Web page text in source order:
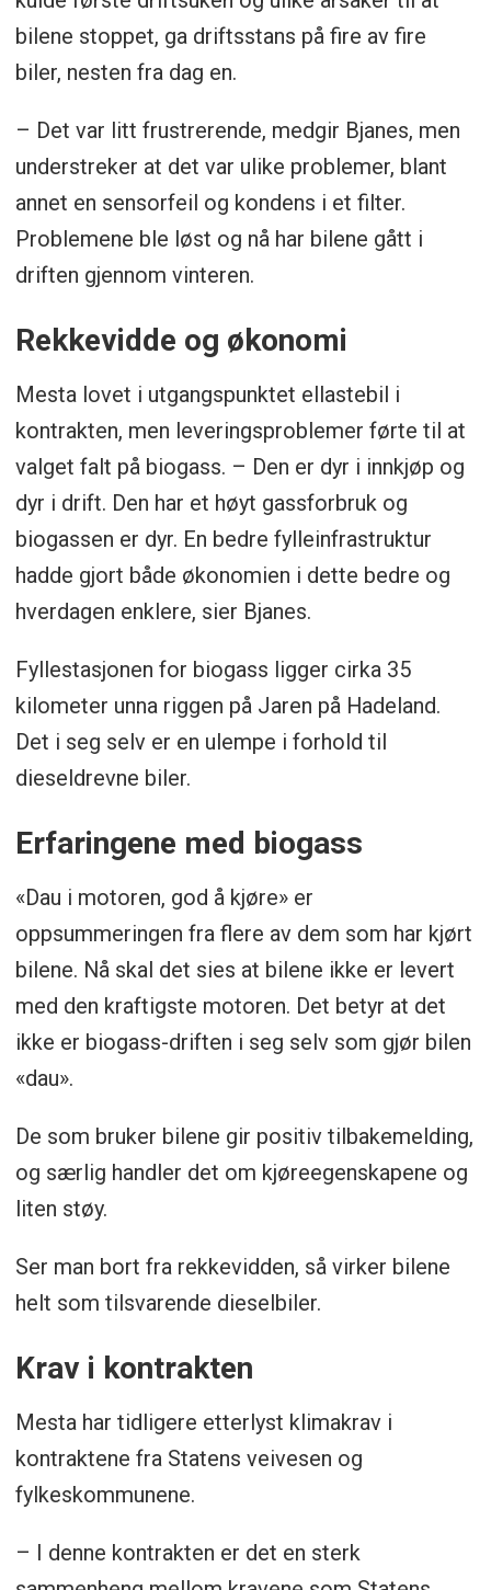
bilene stoppet, ga driftsstans på fire av fire
biler, nesten fra dag en.
– Det var litt frustrerende, medgir Bjanes, men
understreker at det var ulike problemer, blant
annet en sensorfeil og kondens i et filter.
Problemene ble løst og nå har bilene gått i
driften gjennom vinteren.
Rekkevidde og økonomi
Mesta lovet i utgangspunktet ellastebil i
kontrakten, men leveringsproblemer førte til at
valget falt på biogass. – Den er dyr i innkjøp og
dyr i drift. Den har et høyt gassforbruk og
biogassen er dyr. En bedre fylleinfrastruktur
hadde gjort både økonomien i dette bedre og
hverdagen enklere, sier Bjanes.
Fyllestasjonen for biogass ligger cirka 35
kilometer unna riggen på Jaren på Hadeland.
Det i seg selv er en ulempe i forhold til
dieseldrevne biler.
Erfaringene med biogass
«Dau i motoren, god å kjøre» er
oppsummeringen fra flere av dem som har kjørt
bilene. Nå skal det sies at bilene ikke er levert
med den kraftigste motoren. Det betyr at det
ikke er biogass-driften i seg selv som gjør bilen
«dau».
De som bruker bilene gir positiv tilbakemelding,
og særlig handler det om kjøreegenskapene og
liten støy.
Ser man bort fra rekkevidden, så virker bilene
helt som tilsvarende dieselbiler.
Krav i kontrakten
Mesta har tidligere etterlyst klimakrav i
kontraktene fra Statens veivesen og
fylkeskommunene.
– I denne kontrakten er det en sterk